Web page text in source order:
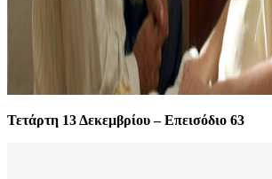
Τετάρτη 13 Δεκεμβρίου – Επεισόδιο 63